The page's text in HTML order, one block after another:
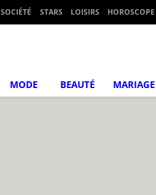
SOCIÉTÉ STARS LOISIRS HOROSCOPE
MODE BEAUTÉ MARIAGE